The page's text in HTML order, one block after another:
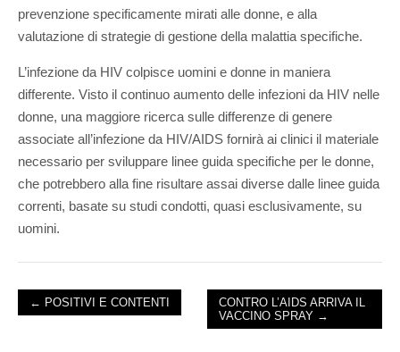
prevenzione specificamente mirati alle donne, e alla
valutazione di strategie di gestione della malattia specifiche.
L’infezione da HIV colpisce uomini e donne in maniera
differente. Visto il continuo aumento delle infezioni da HIV nelle
donne, una maggiore ricerca sulle differenze di genere
associate all’infezione da HIV/AIDS fornirà ai clinici il materiale
necessario per sviluppare linee guida specifiche per le donne,
che potrebbero alla fine risultare assai diverse dalle linee guida
correnti, basate su studi condotti, quasi esclusivamente, su
uomini.
← POSITIVI E CONTENTI
CONTRO L’AIDS ARRIVA IL
VACCINO SPRAY →